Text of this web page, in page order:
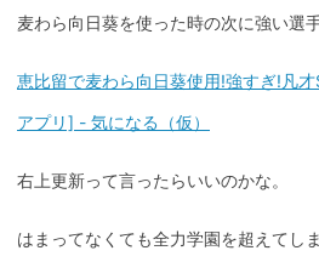
麦わら向日葵を使った時の次に強い選手
恵比留で麦わら向日葵使用!強すぎ!凡
アプリ] - 気になる（仮）
右上更新って言ったらいいのかな。
はまってなくても全力学園を超えてし